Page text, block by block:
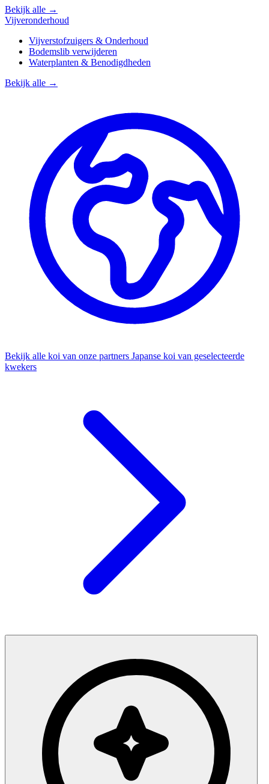
Bekijk alle →
Vijveronderhoud
Vijverstofzuigers & Onderhoud
Bodemslib verwijderen
Waterplanten & Benodigdheden
Bekijk alle →
Bekijk alle koi van onze partners Japanse koi van geselecteerde
kwekers